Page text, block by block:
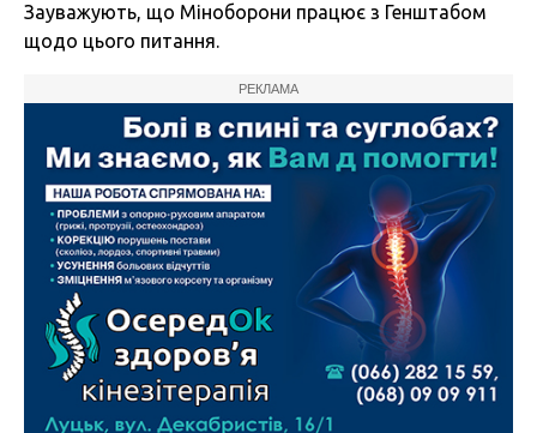
Зауважують, що Міноборони працює з Генштабом
щодо цього питання.
РЕКЛАМА